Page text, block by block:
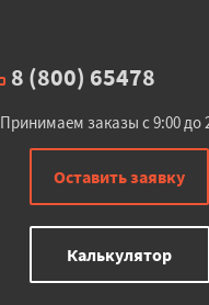
8 (800) 65478
Принимаем заказы с 9:00 до
Оставить заявку
Калькулятор